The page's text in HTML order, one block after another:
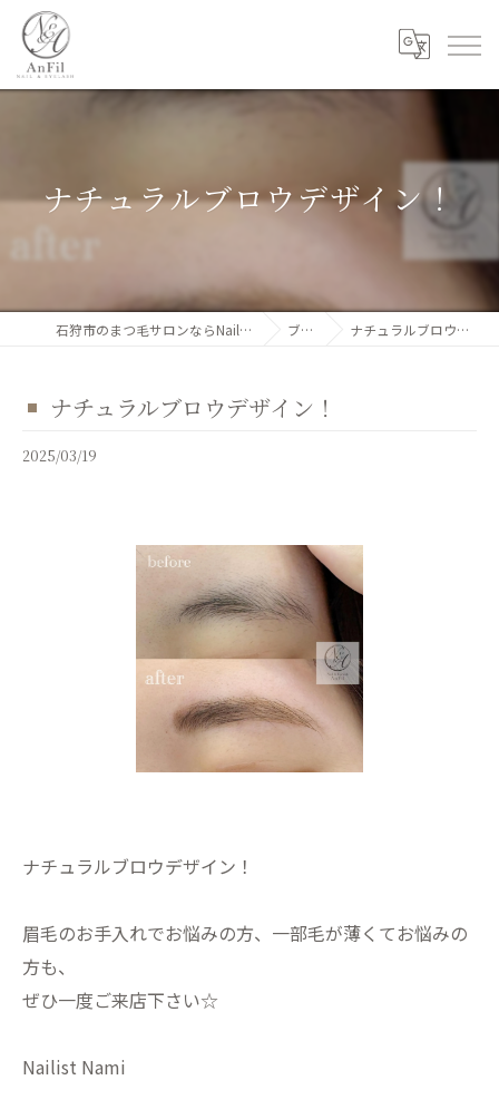
ナチュラルブロウデザイン！
石狩市のまつ毛サロンならNail&Eyelash AnFil ブログ ナチュラルブロウデザイン！
ナチュラルブロウデザイン！
2025/03/19
ナチュラルブロウデザイン！
眉毛のお手入れでお悩みの方、一部毛が薄くてお悩みの
方も、
ぜひ一度ご来店下さい☆
Nailist Nami